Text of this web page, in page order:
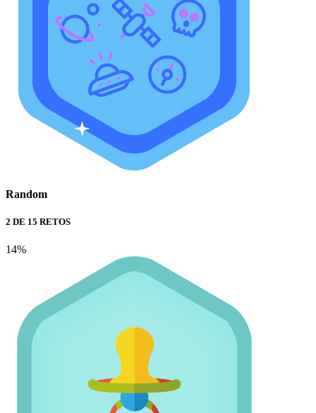
Random
2 DE 15 RETOS
14%